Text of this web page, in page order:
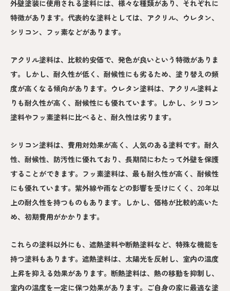
外壁塗装に使用される塗料には、様々な種類があり、それぞれに
特徴があります。代表的な塗料としては、アクリル、ウレタン、
シリコン、フッ素などがあります。
アクリル塗料は、比較的安価で、発色が良いという特徴がありま
す。しかし、耐久性が低く、耐候性にも劣るため、塗り替えの頻
度が高くなる傾向があります。ウレタン塗料は、アクリル塗料よ
りも耐久性が高く、耐候性にも優れています。しかし、シリコン
塗料やフッ素塗料に比べると、耐久性は劣ります。
シリコン塗料は、費用対効果が高く、人気のある塗料です。耐久
性、耐候性、防汚性に優れており、長期間にわたって外壁を保護
することができます。フッ素塗料は、最も耐久性が高く、耐候性
にも優れています。紫外線や雨などの影響を受けにくく、20年以
上の耐久性を持つものもあります。しかし、価格が比較的高いた
め、初期費用がかかります。
これらの塗料以外にも、遮熱塗料や断熱塗料など、特殊な機能を
持つ塗料もあります。遮熱塗料は、太陽光を反射し、室内の温度
上昇を抑える効果があります。断熱塗料は、熱の移動を抑制し、
室内の温度を一定に保つ効果があります。ご自身の家に最適な塗